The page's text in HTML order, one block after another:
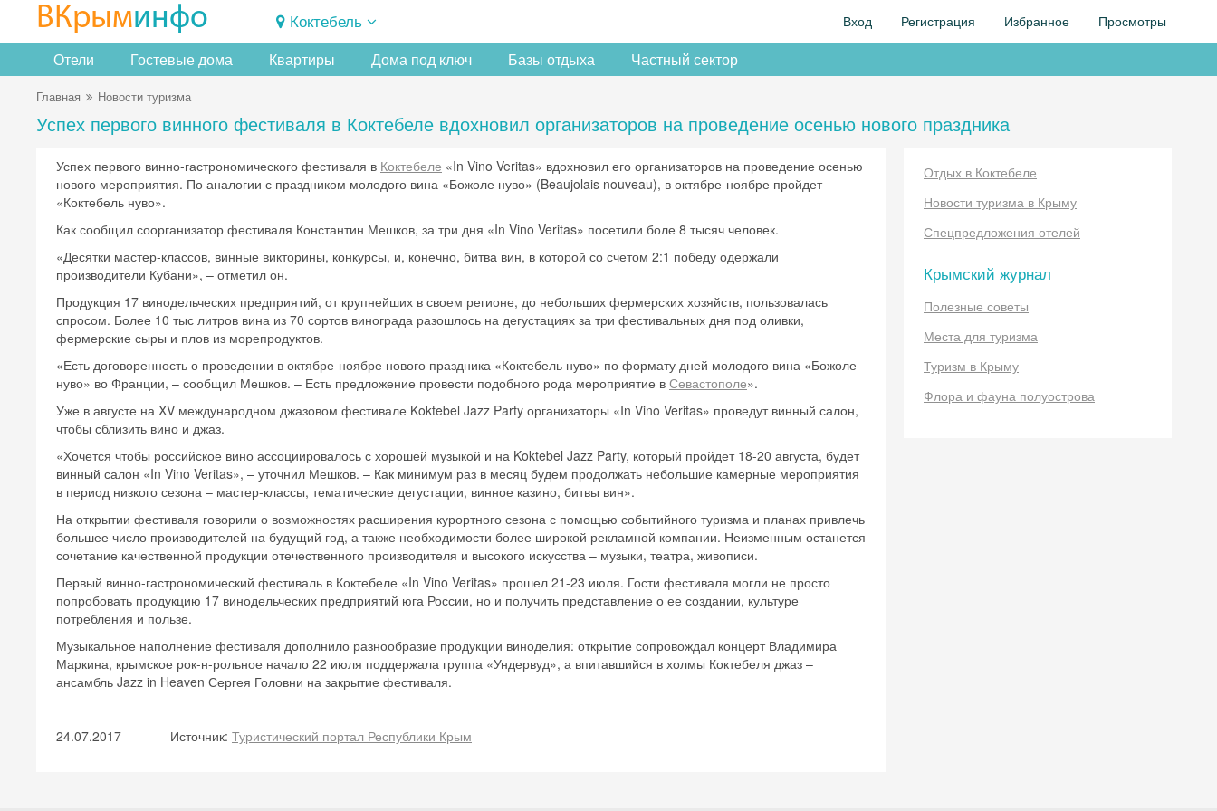
ВКрыминфо Коктебель Вход Регистрация Избранное Просмотры
Отели Гостевые дома Квартиры Дома под ключ Базы отдыха Частный сектор
Главная Новости туризма
Успех первого винного фестиваля в Коктебеле вдохновил организаторов на проведение осенью нового праздника
Успех первого винно-гастрономического фестиваля в Коктебеле «In Vino Veritas» вдохновил его организаторов на проведение осенью
нового мероприятия. По аналогии с праздником молодого вина «Божоле нуво» (Beaujolais nouveau), в октябре-ноябре пройдет
«Коктебель нуво».
Как сообщил соорганизатор фестиваля Константин Мешков, за три дня «In Vino Veritas» посетили боле 8 тысяч человек.
«Десятки мастер-классов, винные викторины, конкурсы, и, конечно, битва вин, в которой со счетом 2:1 победу одержали
производители Кубани», – отметил он.
Продукция 17 винодельческих предприятий, от крупнейших в своем регионе, до небольших фермерских хозяйств, пользовалась
спросом. Более 10 тыс литров вина из 70 сортов винограда разошлось на дегустациях за три фестивальных дня под оливки,
фермерские сыры и плов из морепродуктов.
«Есть договоренность о проведении в октябре-ноябре нового праздника «Коктебель нуво» по формату дней молодого вина «Божоле
нуво» во Франции, – сообщил Мешков. – Есть предложение провести подобного рода мероприятие в Севастополе».
Уже в августе на XV международном джазовом фестивале Koktebel Jazz Party организаторы «In Vino Veritas» проведут винный салон,
чтобы сблизить вино и джаз.
«Хочется чтобы российское вино ассоциировалось с хорошей музыкой и на Koktebel Jazz Party, который пройдет 18-20 августа, будет
винный салон «In Vino Veritas», – уточнил Мешков. – Как минимум раз в месяц будем продолжать небольшие камерные мероприятия
в период низкого сезона – мастер-классы, тематические дегустации, винное казино, битвы вин».
На открытии фестиваля говорили о возможностях расширения курортного сезона с помощью событийного туризма и планах привлечь
большее число производителей на будущий год, а также необходимости более широкой рекламной компании. Неизменным останется
сочетание качественной продукции отечественного производителя и высокого искусства – музыки, театра, живописи.
Первый винно-гастрономический фестиваль в Коктебеле «In Vino Veritas» прошел 21-23 июля. Гости фестиваля могли не просто
попробовать продукцию 17 винодельческих предприятий юга России, но и получить представление о ее создании, культуре
потребления и пользе.
Музыкальное наполнение фестиваля дополнило разнообразие продукции виноделия: открытие сопровождал концерт Владимира
Маркина, крымское рок-н-рольное начало 22 июля поддержала группа «Ундервуд», а впитавшийся в холмы Коктебеля джаз –
ансамбль Jazz in Heaven Сергея Головни на закрытие фестиваля.
24.07.2017 Источник: Туристический портал Республики Крым
Отдых в Коктебеле
Новости туризма в Крыму
Спецпредложения отелей
Крымский журнал
Полезные советы
Места для туризма
Туризм в Крыму
Флора и фауна полуострова
Скидка −5%
Хочешь дешевле? Оставь почту и получи промокод на
первое бронирование!
Получить промокод